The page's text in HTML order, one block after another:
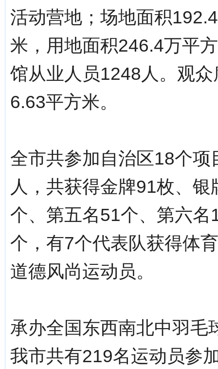
活动营地；场地面积
米，用地面积246.4万平
馆从业人员1248人。观
6.63平方米。
全市共参加自治区18个
人，共获得金牌91枚、
个、第五名51个、第六
个，有7个代表队获得体
道德风尚运动员。
承办全国东西南北中羽毛
我市共有219名运动员参